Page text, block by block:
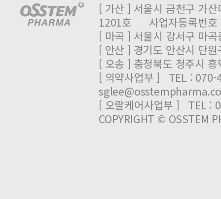
[ 가산 ] 서울시 금천구 가
1201호 사업자등록번
[ 마곡 ] 서울시 강서구 마
[ 안산 ] 경기도 안산시 단
[ 오송 ] 충청북도 청주시
[ 의약사업부 ] TEL :
[ 오랄케어사업부 ] TEL
COPYRIGHT © OSSTEM